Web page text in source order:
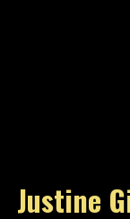
Justine